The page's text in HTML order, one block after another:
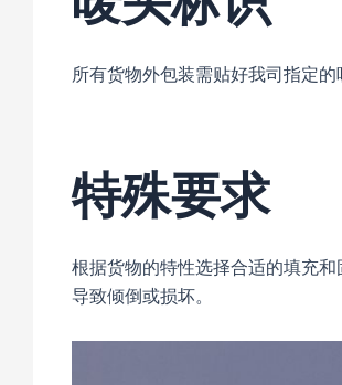
所有货物外包装需贴好我司指定
特殊要求
根据货物的特性选择合适的填充
导致倾倒或损坏。